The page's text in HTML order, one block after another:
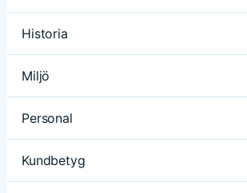
Historia
Miljö
Personal
Kundbetyg